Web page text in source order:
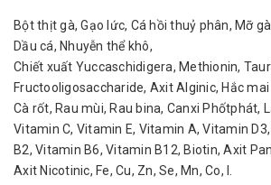
Bột thịt gà, Gạo lức, Cá hồi thuỷ phân, Mỡ
Dầu cá, Nhuyễn thể khô,
Chiết xuất Yuccaschidigera, Methionin,
Fructooligosaccharide, Axit Alginic, Hắc
Cà rốt, Rau mùi, Rau bina, Canxi Phốtphát,
Vitamin C, Vitamin E, Vitamin A, Vitamin
B2, Vitamin B6, Vitamin B12, Biotin, Axit
Axit Nicotinic, Fe, Cu, Zn, Se, Mn, Co, I.